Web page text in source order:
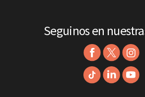
Seguinos en